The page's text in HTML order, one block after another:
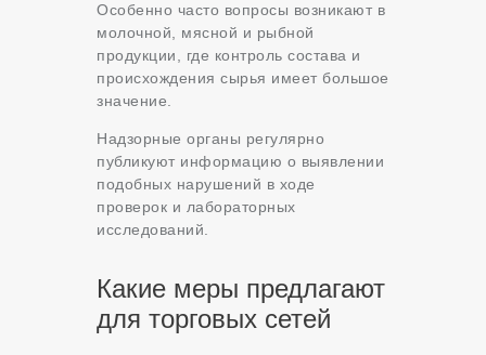
Особенно часто вопросы возникают в
молочной, мясной и рыбной
продукции, где контроль состава и
происхождения сырья имеет большое
значение.
Надзорные органы регулярно
публикуют информацию о выявлении
подобных нарушений в ходе
проверок и лабораторных
исследований.
Какие меры предлагают
для торговых сетей